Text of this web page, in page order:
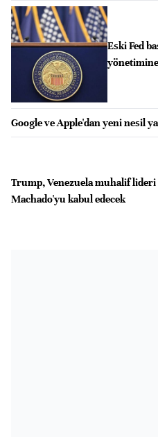
Eski Fed
Google ve Apple'dan yeni nesil
Trump, Venezuela muhalif lideri
Machado'yu kabul edecek